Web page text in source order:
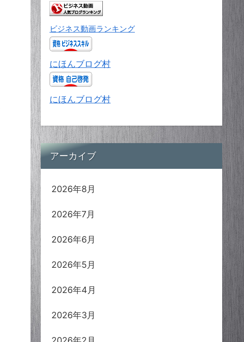
ビジネス動画ランキング
にほんブログ村
にほんブログ村
アーカイブ
2026年8月
2026年7月
2026年6月
2026年5月
2026年4月
2026年3月